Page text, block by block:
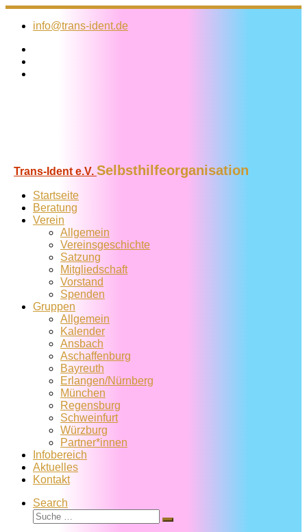
Zum
Inhalt
info@trans-ident.de
Trans-Ident e.V. Selbsthilfeorganisation
Startseite
Beratung
Verein
Allgemein
Vereins­geschichte
Satzung
Mitglied­schaft
Vorstand
Spenden
Gruppen
Allgemein
Kalender
Ansbach
Aschaffenburg
Bayreuth
Erlangen/Nürnberg
München
Regensburg
Schweinfurt
Würzburg
Partner*innen
Infobereich
Aktuelles
Kontakt
Search
Suche
Suche